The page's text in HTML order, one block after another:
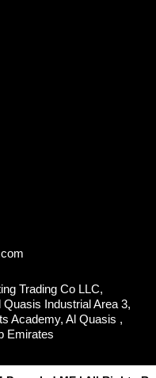
Trading Co LLC,
Quasis Industrial Area 3,
Academy, Al Quasis ,
Emirates